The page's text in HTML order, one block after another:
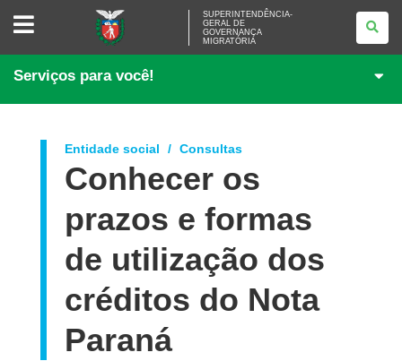
SUPERINTENDÊNCIA-
GOVERNANÇA
SUPERINTENDÊNCIA-
GERAL DE
GOVERNANÇA
MIGRATÓRIA
Serviços para você!
Entidade social Consultas
Conhecer os
prazos e formas
de utilização dos
créditos do Nota
Paraná